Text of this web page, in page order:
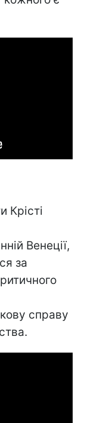
Крісті
Венеції,
за
справу